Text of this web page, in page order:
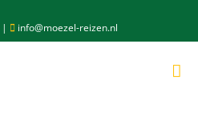
| info@moezel-reizen.nl